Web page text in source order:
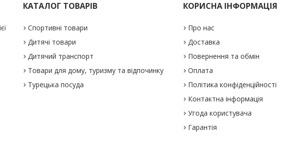
КАТАЛОГ ТОВАРІВ
Спортивні товари
Дитячі товари
Дитячий транспорт
Товари для дому, туризму та відпочинку
Турецька посуда
КОРИСНА ІНФОРМАЦІЯ
Про нас
Доставка
Повернення та обмін
Оплата
Політика конфіденційності
Контактна інформація
Угода користувача
Гарантія